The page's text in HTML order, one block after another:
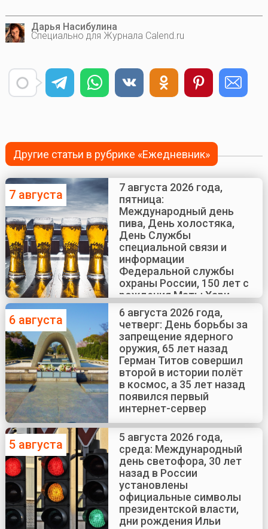
Дарья Насибулина
Специально для Журнала Calend.ru
Другие статьи в рубрике «Ежедневник»
7 августа
7 августа 2026 года,
пятница:
Международный день
пива, День холостяка,
День Службы
специальной связи и
информации
Федеральной службы
охраны России, 150 лет с
рождения Маты Хари
6 августа
6 августа 2026 года,
четверг: День борьбы за
запрещение ядерного
оружия, 65 лет назад
Герман Титов совершил
второй в истории полёт
в космос, а 35 лет назад
появился первый
интернет-сервер
5 августа
5 августа 2026 года,
среда: Международный
день светофора, 30 лет
назад в России
установлены
официальные символы
президентской власти,
дни рождения Ильи